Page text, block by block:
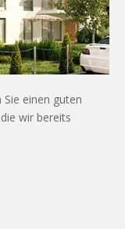
einen guten
wir bereits